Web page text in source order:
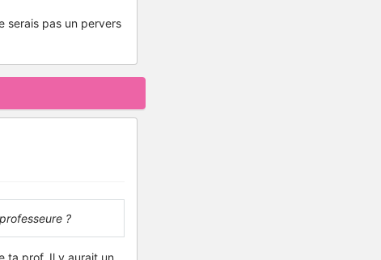
serais pas un pervers
?
ta prof. Il y aurait un